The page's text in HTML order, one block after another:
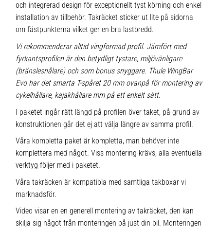
och integrerad design för exceptionellt tyst körning och enkel
installation av tillbehör. Takräcket sticker ut lite på sidorna
om fästpunkterna vilket ger en bra lastbredd.
Vi rekommenderar alltid vingformad profil. Jämfört med
fyrkantsprofilen är den betydligt tystare, miljövänligare
(bränslesnålare) och som bonus snyggare. Thule WingBar
Evo har det smarta T-spåret 20 mm ovanpå för montering av
cykelhållare, kajakhållare mm på ett enkelt sätt.
I paketet ingår rätt längd på profilen över taket, på grund av
konstruktionen går det ej att välja längre av samma profil.
Våra kompletta paket är kompletta, man behöver inte
komplettera med något. Viss montering krävs, alla eventuella
verktyg följer med i paketet.
Våra takräcken är kompatibla med samtliga takboxar vi
marknadsför.
Video visar en en generell montering av takräcket, den kan
skilja sig något från monteringen på just din bil. Monteringen